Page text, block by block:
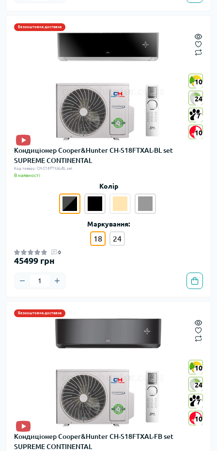
Безкоштовна доставка
10
24
7
10
10
24
7
10
Кондиціонер Cooper&Hunter CH-S18FTXAL-BL set
SUPREME CONTINENTAL
Код товару: CH-S18FTXAL-BL set
В наявності
Колір
Маркування:
18 24
0
45499 грн
Безкоштовна доставка
10
24
7
10
10
24
7
10
Кондиціонер Cooper&Hunter CH-S18FTXAL-FB set
SUPREME CONTINENTAL